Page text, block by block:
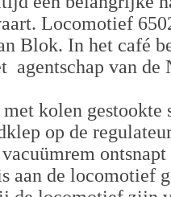
Locomotief
Blok. In het café
agentschap van de
kolen
op de
aan de locomotief